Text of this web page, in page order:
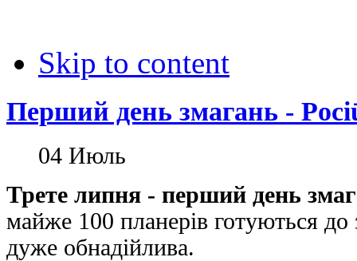
Skip to content
Перший день змагань -
04 Июль
Трете липня - перший день
майже 100 планерів готуються до
дуже обнадійлива.